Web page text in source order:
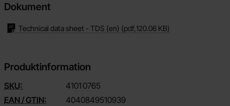
Dokument
Technical data sheet - TDS (en) (pdf,120.06 KB)
Produktinformation
SKU: 4101 0765
EAN / GTIN:
4040849510939